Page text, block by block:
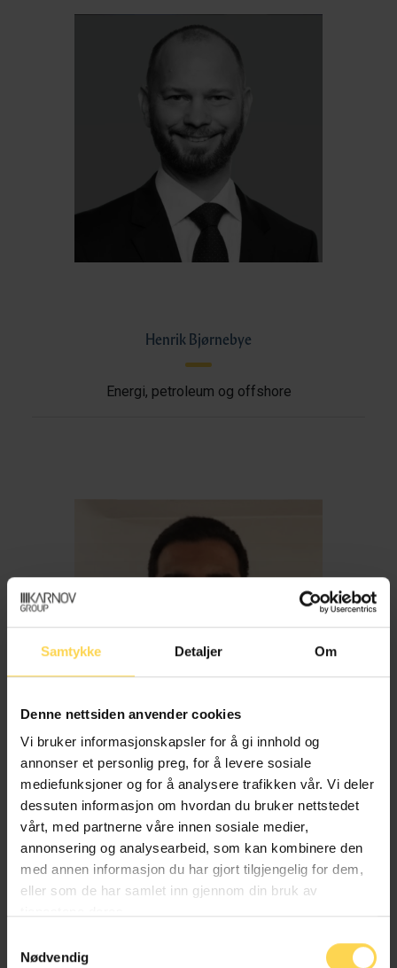
Samtykke Detaljer Om
Denne nettsiden anvender cookies
Vi bruker informasjonskapsler for å gi innhold og
annonser et personlig preg, for å levere sosiale
mediefunksjoner og for å analysere trafikken vår. Vi deler
dessuten informasjon om hvordan du bruker nettstedet
vårt, med partnerne våre innen sosiale medier,
annonsering og analysearbeid, som kan kombinere den
med annen informasjon du har gjort tilgjengelig for dem,
eller som de har samlet inn gjennom din bruk av
Nødvendig
Henrik Bjørnebye
Energi, petroleum og offshore
Imran Haider
Trygderett og pensjonsrett